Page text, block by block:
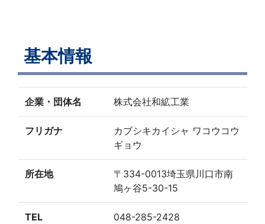
基本情報
企業・団体名 株式会社和絋工業
フリガナ
カブシキカイシャ ワコウコウ
ギョウ
所在地
〒334-0013埼玉県川口市南
鳩ヶ谷5-30-15
TEL 048-285-2428